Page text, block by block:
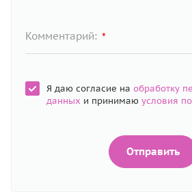
Комментарий: *
Я даю согласие на обработку
данных и принимаю условия
Отправить